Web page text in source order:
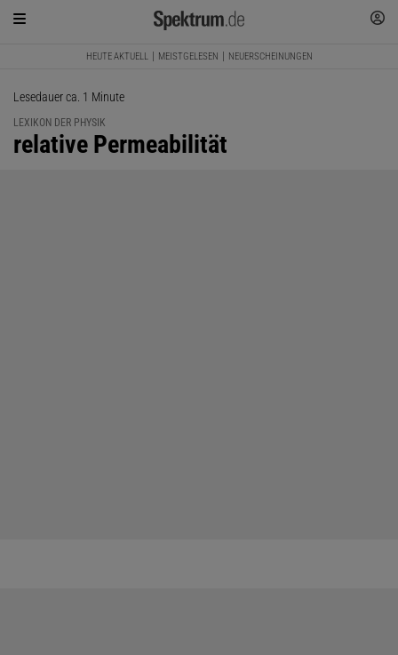
HEUTE AKTUELL MEISTGELESEN NEUERSCHEINUNGEN
Lesedauer ca. 1 Minute
LEXIKON DER PHYSIK
:
relative Permeabilität